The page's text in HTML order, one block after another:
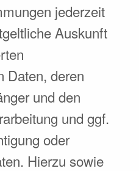
jederzeit
Auskunft
Daten, deren
und den
und ggf.
oder
Hierzu sowie